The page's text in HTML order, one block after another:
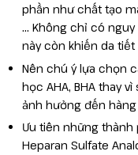
phần như chất tạo
… Không chỉ có
này còn khiến da
Nên chú ý lựa chọn
học AHA, BHA thay
ảnh hưởng đến
Ưu tiên những
Heparan Sulfate